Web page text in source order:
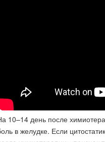
10–14 день после
в желудке. Если